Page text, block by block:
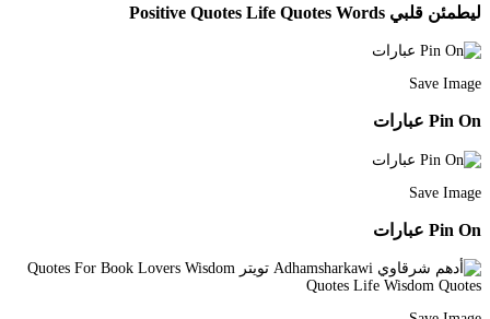
ليطمئن قلبي Positive Quotes Life Quotes Words
Save Image
Pin On عبارات
Save Image
Pin On عبارات